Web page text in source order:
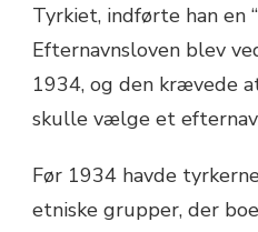
Tyrkiet, indførte han en
Efternavnsloven blev
1934, og den krævede
skulle vælge et
Før 1934 havde
etniske grupper, der